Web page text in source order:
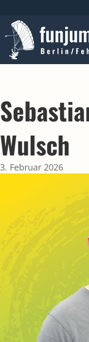
Wulsch
3. Februar 2026